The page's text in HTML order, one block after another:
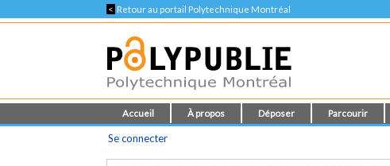
< Retour au portail Polytechnique Montréal
Accueil À propos Déposer Parcourir
Se connecter